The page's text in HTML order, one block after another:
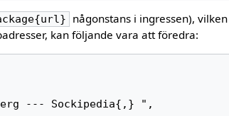
någonstans i ingressen), vilken
kan följande vara att föredra: